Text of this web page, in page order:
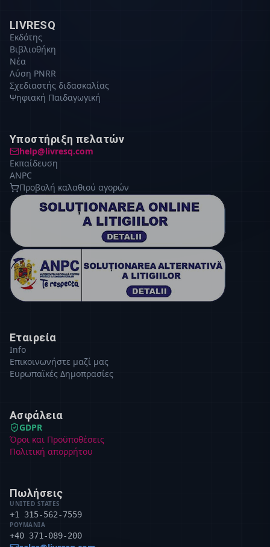
LIVRESQ
Εκδότης
Βιβλιοθήκη
Νέα
Λύση PNRR
Σχεδιαστής διδασκαλίας
Ψηφιακή Παιδαγωγική
Υποστήριξη πελατών
help@livresq.com
Εκπαίδευση
ANPC
Προβολή καλαθιού αγορών
Εταιρεία
Info
Επικοινωνήστε μαζί μας
Ευρωπαϊκές Δημοπρασίες
Ασφάλεια
GDPR
Όροι και Προϋποθέσεις
Πολιτική απορρήτου
Πωλήσεις
UNITED STATES
+1 315-562-7559
ΡΟΥΜΑΝΊΑ
+40 371-089-200